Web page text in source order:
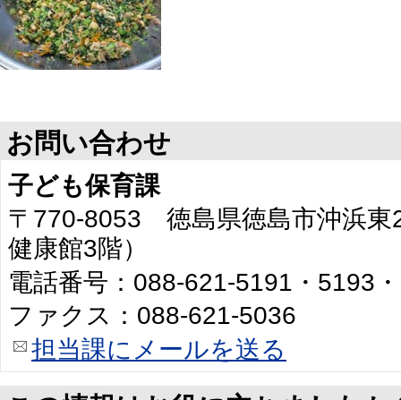
お問い合わせ
子ども保育課
〒770-8053 徳島県徳島市沖浜東
健康館3階）
電話番号：088-621-5191・5193
ファクス：088-621-5036
担当課にメールを送る